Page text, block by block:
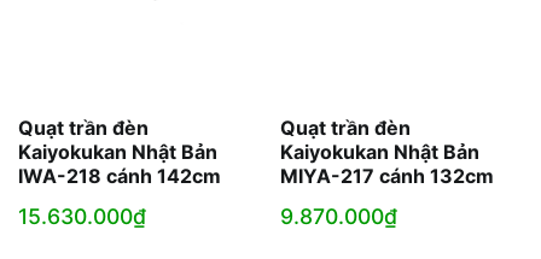
Quạt trần đèn
Kaiyokukan Nhật Bản
IWA-218 cánh 142cm
15.630.000₫
Quạt trần đèn
Kaiyokukan Nhật Bản
MIYA-217 cánh 132cm
9.870.000₫